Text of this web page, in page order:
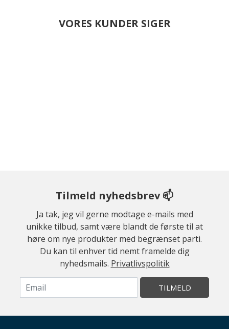
VORES KUNDER SIGER
Tilmeld nyhedsbrev 📫
Ja tak, jeg vil gerne modtage e-mails med
unikke tilbud, samt være blandt de første til at
høre om nye produkter med begrænset parti.
Du kan til enhver tid nemt framelde dig
nyhedsmails. Privatlivspolitik
TILMELD